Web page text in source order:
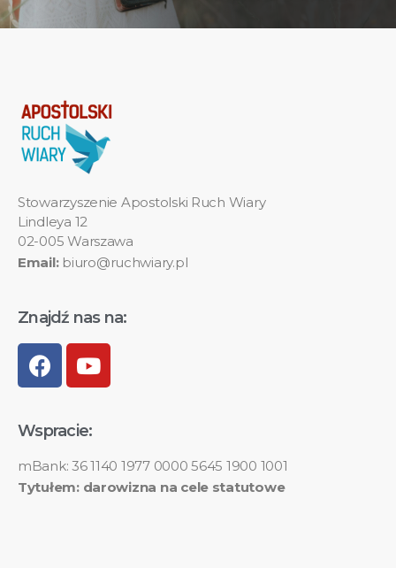
Stowarzyszenie Apostolski Ruch Wiary
Lindleya 12
02-005 Warszawa
Email:biuro@ruchwiary.pl
Znajdź nas na:
Wspracie:
mBank: 36 1140 1977 0000 5645 1900 1001
Tytułem: darowizna na cele statutowe